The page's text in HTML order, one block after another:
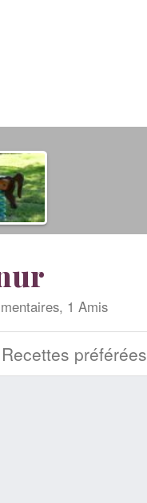
1 Amis
Recettes préférées